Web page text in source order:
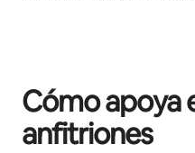
Cómo apoya
anfitriones